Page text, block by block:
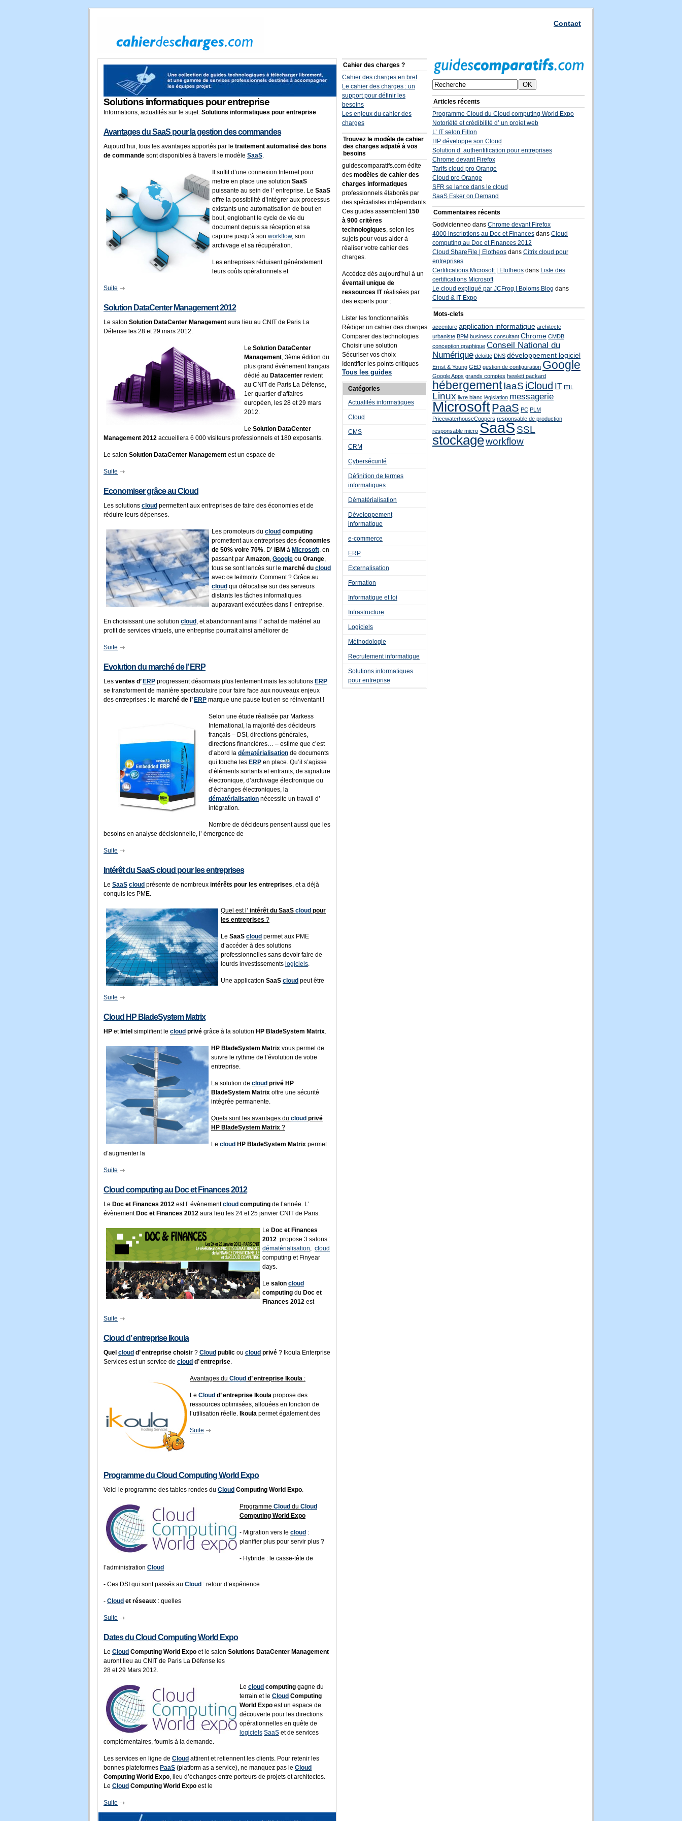
Contact
Solutions informatiques pour entreprise
Informations, actualités sur le sujet: Solutions informatiques pour entreprise
Avantages du SaaS pour la gestion des commandes
Aujourd’hui, tous les avantages apportés par le traitement automatisé des bons
de commande sont disponibles à travers le modèle SaaS.
Il suffit d’une connexion Internet pour
mettre en place une solution SaaS
puissante au sein de l’ entreprise. Le SaaS
offre la possibilité d’intégrer aux processus
existants une automatisation de bout en
bout, englobant le cycle de vie du
document depuis sa réception et sa
capture jusqu’à son workflow, son
archivage et sa récupération.
Les entreprises réduisent généralement
leurs coûts opérationnels et
Suite
Solution DataCenter Management 2012
Le salon Solution DataCenter Management aura lieu au CNIT de Paris La
Défense les 28 et 29 mars 2012.
Le Solution DataCenter
Management, 3ème édition du
plus grand événement français
dédié au Datacenter revient
au CNIT de Paris La Défense,
1er quartier d’affaires
européen, les 28 et 29 mars
2012.
Le Solution DataCenter
Management 2012 accueillera 6 000 visiteurs professionnels et 180 exposants.
Le salon Solution DataCenter Management est un espace de
Suite
Economiser grâce au Cloud
Les solutions cloud permettent aux entreprises de faire des économies et de
réduire leurs dépenses.
Les promoteurs du cloud computing
promettent aux entreprises des économies
de 50% voire 70%. D’ IBM à Microsoft, en
passant par Amazon, Google ou Orange,
tous se sont lancés sur le marché du cloud
avec ce leitmotiv. Comment ? Grâce au
cloud qui délocalise sur des serveurs
distants les tâches informatiques
auparavant exécutées dans l’ entreprise.
En choisissant une solution cloud , et abandonnant ainsi l’ achat de matériel au
profit de services virtuels, une entreprise pourrait ainsi améliorer de
Suite
Evolution du marché de l’ ERP
Les ventes d’ ERP progressent désormais plus lentement mais les solutions ERP
se transforment de manière spectaculaire pour faire face aux nouveaux enjeux
des entreprises : le marché de l’ ERP marque une pause tout en se réinventant !
Selon une étude réalisée par Markess
International, la majorité des décideurs
français – DSI, directions générales,
directions financières… – estime que c’est
d’abord la dématérialisation de documents
qui touche les ERP en place. Qu’il s’agisse
d’éléments sortants et entrants, de signature
électronique, d’archivage électronique ou
d’échanges électroniques, la
dématérialisation nécessite un travail d’
intégration.
Nombre de décideurs pensent aussi que les
besoins en analyse décisionnelle, l’ émergence de
Suite
Intérêt du SaaS cloud pour les entreprises
Le SaaS cloud présente de nombreux intérêts pour les entreprises, et a déjà
conquis les PME.
Quel est l’ intérêt du SaaS cloud pour
les entreprises ?
Le SaaS cloud permet aux PME
d’accéder à des solutions
professionnelles sans devoir faire de
lourds investissements logiciels.
Une application SaaS cloud peut être
Suite
Cloud HP BladeSystem Matrix
HP et Intel simplifient le cloud privé grâce à la solution HP BladeSystem Matrix.
HP BladeSystem Matrix vous permet de
suivre le rythme de l’évolution de votre
entreprise.
La solution de cloud privé HP
BladeSystem Matrix offre une sécurité
intégrée permanente.
Quels sont les avantages du cloud privé
HP BladeSystem Matrix ?
Le cloud HP BladeSystem Matrix permet
d’augmenter la
Suite
Cloud computing au Doc et Finances 2012
Le Doc et Finances 2012 est l’ évènementcloud computing de l’année. L’
évènement Doc et Finances 2012 aura lieu les 24 et 25 janvier CNIT de Paris.
Le Doc et Finances
2012 propose 3 salons :
dématérialisation, cloud
computing et Finyear
days.
Le salon cloud
computing du Doc et
Finances 2012 est
Suite
Cloud d’ entreprise Ikoula
Quel cloud d’ entreprise choisir ? Cloud public ou cloud privé ? Ikoula Enterprise
Services est un service de cloud d’ entreprise.
Avantages du Cloud d’ entreprise Ikoula :
Le Cloud d’ entreprise Ikoula propose des
ressources optimisées, allouées en fonction de
l’utilisation réelle. Ikoula permet également des
Suite
Programme du Cloud Computing World Expo
Voici le programme des tables rondes du Cloud Computing World Expo.
Programme Cloud du Cloud
Computing World Expo
- Migration vers le cloud :
planifier plus pour servir plus ?
- Hybride : le casse-tête de
l’administration Cloud
- Ces DSI qui sont passés au Cloud : retour d’expérience
- Cloud et réseaux : quelles
Suite
Dates du Cloud Computing World Expo
Le Cloud Computing World Expo et le salon Solutions DataCenter Management
auront lieu au CNIT de Paris La Défense les
28 et 29 Mars 2012.
Le cloud computing gagne du
terrain et le Cloud Computing
World Expo est un espace de
découverte pour les directions
opérationnelles en quête de
logiciels SaaS et de services
complémentaires, fournis à la demande.
Les services en ligne de Cloud attirent et retiennent les clients. Pour retenir les
bonnes plateformes PaaS (platform as a service), ne manquez pas le Cloud
Computing World Expo, lieu d’échanges entre porteurs de projets et architectes.
Le Cloud Computing World Expo est le
Suite
Cahier des charges ?
Cahier des charges en bref
Le cahier des charges : un
support pour définir les
besoins
Les enjeux du cahier des
charges
Trouvez le modèle de cahier
des charges adpaté à vos
besoins
guidescomparatifs.com édite
des modèles de cahier des
charges informatiques
professionnels élaborés par
des spécialistes indépendants.
Ces guides assemblent150
à 900 critères
technologiques, selon les
sujets pour vous aider à
réaliser votre cahier des
charges.
Accèdez dès aujourd'hui à un
éventail unique de
ressources ITréalisées par
des experts pour :
Lister les fonctionnalités
Rédiger un cahier des charges
Comparer des technologies
Choisir une solution
Sécuriser vos choix
Identifier les points critiques
Tous les guides
Catégories
Actualités informatiques
Cloud
CMS
CRM
Cybersécurité
Définition de termes
informatiques
Dématérialisation
Développement
informatique
e-commerce
ERP
Externalisation
Formation
Informatique et loi
Infrastructure
Logiciels
Méthodologie
Recrutement informatique
Solutions informatiques
pour entreprise
Articles récents
Programme Cloud du Cloud computing World Expo
Notoriété et crédibilité d’ un projet web
L’ IT selon Fillon
HP développe son Cloud
Solution d’ authentification pour entreprises
Chrome devant Firefox
Tarifs cloud pro Orange
Cloud pro Orange
SFR se lance dans le cloud
SaaS Esker on Demand
Commentaires récents
Godvicienneo dans Chrome devant Firefox
4000 inscriptions au Doc et Finances dans Cloud
computing au Doc et Finances 2012
Cloud ShareFile | Elotheos dans Citrix cloud pour
entreprises
Certifications Microsoft | Elotheos dans Liste des
certifications Microsoft
Le cloud expliqué par JCFrog | Boloms Blog dans
Cloud & IT Expo
Mots-clefs
accenture application informatique architecte
urbaniste BPM business consultant Chrome CMDB
conception graphique Conseil National du
Numérique deloitte DNS développement logiciel
Ernst & Young GED gestion de configuration Google
Google Apps grands comptes hewlett packard
hébergementIaaS iCloud IT ITIL
Linux livre blanc législation messagerie
MicrosoftPaaS PC PLM
PricewaterhouseCoopers responsable de production
responsable micro SaaSSSL
stockageworkflow